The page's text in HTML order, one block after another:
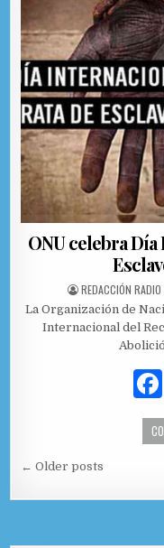
ONU celebra
AUTHOR:
REDACCIÓN
La Organización de
Internacional del
← Older posts